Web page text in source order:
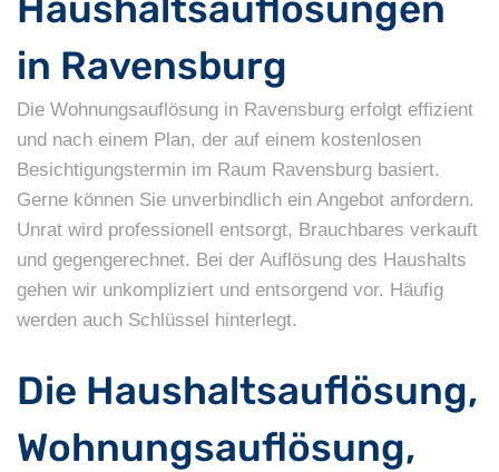
in Ravensburg
Die Wohnungsauflösung in Ravensburg erfolgt effizient
und nach einem Plan, der auf einem kostenlosen
Besichtigungstermin im Raum Ravensburg basiert.
Gerne können Sie unverbindlich ein Angebot anfordern.
Unrat wird professionell entsorgt, Brauchbares verkauft
und gegengerechnet. Bei der Auflösung des Haushalts
gehen wir unkompliziert und entsorgend vor. Häufig
werden auch Schlüssel hinterlegt.
Die Haushaltsauflösung,
Wohnungsauflösung,